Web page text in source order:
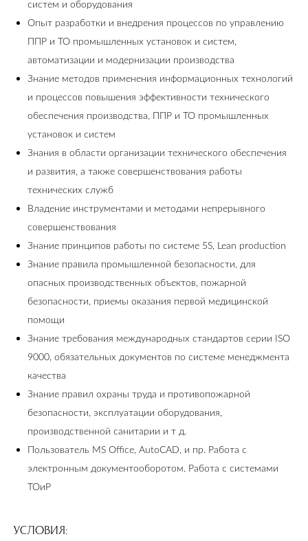
систем и оборудования
Опыт разработки и внедрения процессов по управлению
ППР и ТО промышленных установок и систем,
автоматизации и модернизации производства
Знание методов применения информационных технологий
и процессов повышения эффективности технического
обеспечения производства, ППР и ТО промышленных
установок и систем
Знания в области организации технического обеспечения
и развития, а также совершенствования работы
технических служб
Владение инструментами и методами непрерывного
совершенствования
Знание принципов работы по системе 5S, Lean production
Знание правила промышленной безопасности, для
опасных производственных объектов, пожарной
безопасности, приемы оказания первой медицинской
помощи
Знание требования международных стандартов серии ISO
9000, обязательных документов по системе менеджмента
качества
Знание правил охраны труда и противопожарной
безопасности, эксплуатации оборудования,
производственной санитарии и т д.
Пользователь MS Office, AutoCAD, и пр. Работа с
электронным документооборотом. Работа с системами
ТОиР
УСЛОВИЯ: